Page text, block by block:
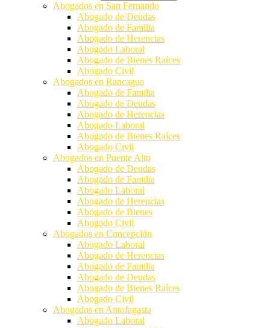
Abogados en San Fernando
Abogado de Deudas
Abogado de Familia
Abogado de Herencias
Abogado Laboral
Abogado de Bienes Raíces
Abogado Civil
Abogados en Rancagua
Abogado de Familia
Abogado de Deudas
Abogado de Herencias
Abogado Laboral
Abogado de Bienes Raíces
Abogado Civil
Abogados en Puente Alto
Abogado de Deudas
Abogado de Familia
Abogado Laboral
Abogado de Herencias
Abogado de Bienes
Abogado Civil
Abogados en Concepción
Abogado Laboral
Abogado de Herencias
Abogado de Familia
Abogado de Deudas
Abogado de Bienes Raíces
Abogado Civil
Abogados en Antofagasta
Abogado Laboral